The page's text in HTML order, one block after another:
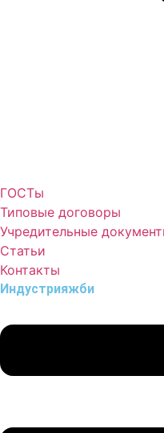
ГОСТы
Типовые договоры
Учредительные
Статьи
Контакты
Индустрияжби